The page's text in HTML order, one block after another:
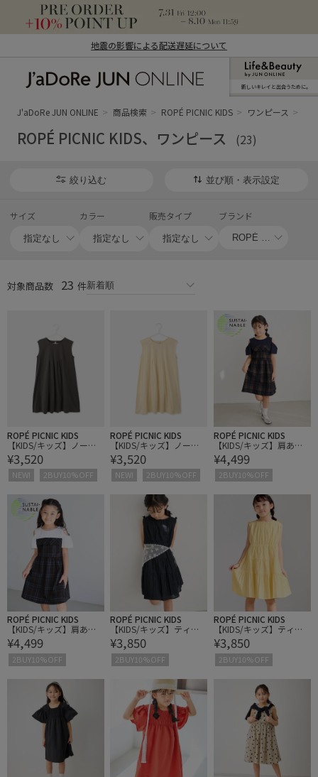
地震の影響による配送遅延について
ン オンライン）
新しいキレイと出合うために。
J'aDoRe JUN ONLINE 商品検索 ROPÉ PICNIC KIDS ワンピース
ROPÉ PICNIC KIDS、ワンピース (23)
絞り込む 並び順・表示設定
サイズ カラー 販売タイプ ブランド
対象商品数 23 件
ROPÉ PICNIC KIDS
【KIDS/キッズ】ノース
リーブタックワンピース
¥3,520
NEW! 2BUY10%OFF
ROPÉ PICNIC KIDS
【KIDS/キッズ】ノース
リーブタックワンピース
¥3,520
NEW! 2BUY10%OFF
ROPÉ PICNIC KIDS
【KIDS/キッズ】肩あき
チェック柄ワンピース/
リンクコーデ
¥4,499
2BUY10%OFF
ROPÉ PICNIC KIDS
【KIDS/キッズ】肩あき
チェック柄ワンピース/
リンクコーデ
¥4,499
2BUY10%OFF
ROPÉ PICNIC KIDS
【KIDS/キッズ】ティア
ードワンピース
¥3,850
2BUY10%OFF
ROPÉ PICNIC KIDS
【KIDS/キッズ】ティア
ードワンピース
¥3,850
2BUY10%OFF